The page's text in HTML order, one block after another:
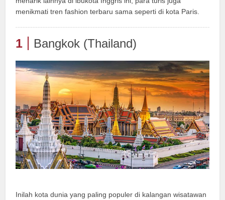
menikmati tren fashion terbaru sama seperti di kota Paris.
1 Bangkok (Thailand)
Inilah kota dunia yang paling populer di kalangan wisatawan